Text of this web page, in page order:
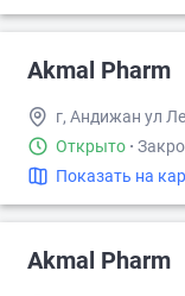
Akmal Pharm
г, Андижан ул
Открыто ·
Показать на
Akmal Pharm